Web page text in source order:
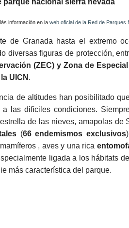
información en la web oficial de la Red de Parques
de Granada hasta el extremo
diversas figuras de protección,
(ZEC) y Zona de
UICN .
de altitudes han posibilitado
a las difíciles condiciones.
de las nieves, amapolas de
(66 endemismos exclusivos
, aves y una rica
ligada a los hábitats
más característica del parque.